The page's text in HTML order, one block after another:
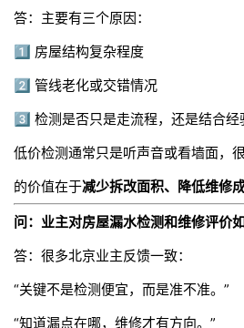
答：主要有三个原因：
1️⃣ 房屋结构复杂程度
2️⃣ 管线老化或交错情况
3️⃣ 检测是否只是走流程，还是结合经
低价检测通常只是听声音或看墙面，
的价值在于减少拆改面积、降低维修
问：业主对房屋漏水检测和维修评价如
答：很多北京业主反馈一致：
“关键不是检测便宜，而是准不准。”
“知道漏点在哪，维修才有方向。”